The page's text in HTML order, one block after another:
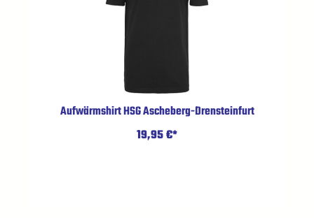
Aufwärmshirt HSG Ascheberg-Drensteinfurt
19,95 €*